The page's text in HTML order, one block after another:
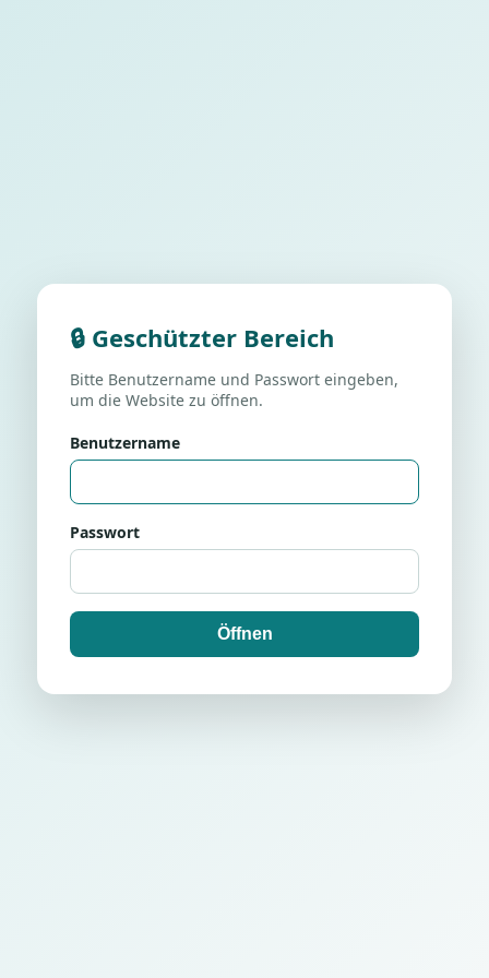
🔒 Geschützter Bereich
Bitte Benutzername und Passwort eingeben,
um die Website zu öffnen.
Benutzername
Passwort
Öffnen